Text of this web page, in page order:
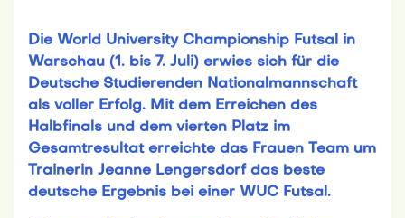
Die World University Championship Futsal in
Warschau (1. bis 7. Juli) erwies sich für die
Deutsche Studierenden Nationalmannschaft
als voller Erfolg. Mit dem Erreichen des
Halbfinals und dem vierten Platz im
Gesamtresultat erreichte das Frauen Team um
Trainerin Jeanne Lengersdorf das beste
deutsche Ergebnis bei einer WUC Futsal.